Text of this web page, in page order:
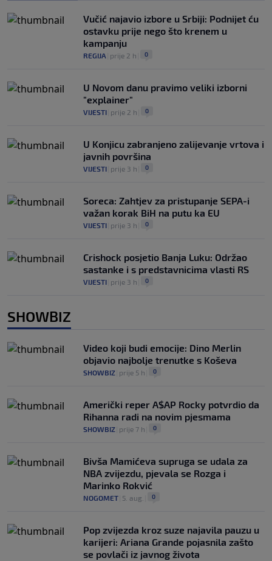
Vučić najavio izbore u Srbiji: Podnijet ću
ostavku prije nego što krenem u
kampanju
REGIJA prije 2 h 0
U Novom danu pravimo veliki izborni
"explainer"
VIJESTI prije 2 h 0
U Konjicu zabranjeno zalijevanje vrtova i
javnih površina
VIJESTI prije 3 h 0
Soreca: Zahtjev za pristupanje SEPA-i
važan korak BiH na putu ka EU
VIJESTI prije 3 h 0
Crishock posjetio Banja Luku: Održao
sastanke i s predstavnicima vlasti RS
VIJESTI prije 3 h 0
SHOWBIZ
Video koji budi emocije: Dino Merlin
objavio najbolje trenutke s Koševa
SHOWBIZ prije 5 h 0
Američki reper A$AP Rocky potvrdio da
Rihanna radi na novim pjesmama
SHOWBIZ prije 7 h 0
Bivša Mamićeva supruga se udala za
NBA zvijezdu, pjevala se Rozga i
Marinko Rokvić
NOGOMET 5. aug. 0
Pop zvijezda kroz suze najavila pauzu u
karijeri: Ariana Grande pojasnila zašto
se povlači iz javnog života